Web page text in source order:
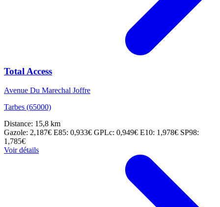
Total Access
Avenue Du Marechal Joffre
Tarbes (65000)
Distance: 15,8 km
Gazole: 2,187€ E85: 0,933€ GPLc: 0,949€ E10: 1,978€ SP98:
1,785€
Voir détails